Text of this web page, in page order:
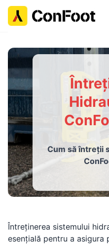
Cum să întreții
Întreținerea sistemului
esențială pentru a